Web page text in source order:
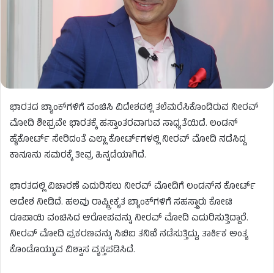
ಭಾರತದ ಬ್ಯಾಂಕ್​ಗಳಿಗೆ ವಂಚಿಸಿ ವಿದೇಶದಲ್ಲಿ ತಲೆಮರೆಸಿಕೊಂಡಿರುವ ನೀರವ್​
ಮೋದಿ ಶೀಘ್ರವೇ ಭಾರತಕ್ಕೆ ಹಸ್ತಾಂತರವಾಗುವ ಸಾಧ್ಯತೆಯಿದೆ. ಲಂಡನ್
ಹೈಕೋರ್ಟ್​ ಸೇರಿದಂತೆ ಎಲ್ಲಾ ಕೋರ್ಟ್​ಗಳಲ್ಲಿ ನೀರವ್ ಮೋದಿ ನಡೆಸಿದ್ದ
ಕಾನೂನು ಸಮರಕ್ಕೆ ತೀವ್ರ ಹಿನ್ನಡೆಯಾಗಿದೆ.
ಭಾರತದಲ್ಲಿ ವಿಚಾರಣೆ ಎದುರಿಸಲು ನೀರವ್ ಮೋದಿಗೆ ಲಂಡನ್​ನ ಕೋರ್ಟ್​
ಆದೇಶ ನೀಡಿದೆ. ಹಲವು ರಾಷ್ಟ್ರೀಕೃತ ಬ್ಯಾಂಕ್​ಗಳಿಗೆ ಸಹಸ್ತ್ರಾರು ಕೋಟಿ
ರೂಪಾಯಿ ವಂಚಿಸಿದ ಆರೋಪವನ್ನು ನೀರವ್ ಮೋದಿ ಎದುರಿಸುತ್ತಿದ್ದಾರೆ.
ನೀರವ್ ಮೋದಿ ಪ್ರಕರಣವನ್ನು ಸಿಬಿಐ ತನಿಖೆ ನಡೆಸುತ್ತಿದ್ದು, ತಾರ್ಕಿಕ ಅಂತ್ಯ
ಕೊಂಡೊಯ್ಯುವ ವಿಶ್ವಾಸ ವ್ಯಕ್ತಪಡಿಸಿದೆ.